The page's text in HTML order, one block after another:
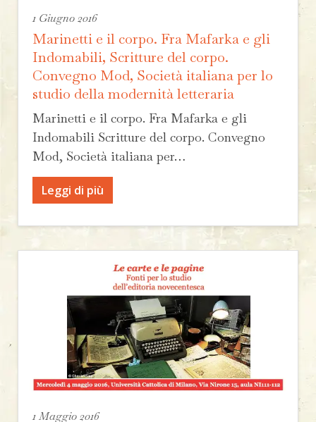
1 Giugno 2016
Marinetti e il corpo. Fra Mafarka e gli
Indomabili, Scritture del corpo.
Convegno Mod, Società italiana per lo
studio della modernità letteraria
Marinetti e il corpo. Fra Mafarka e gli
Indomabili Scritture del corpo. Convegno
Mod, Società italiana per…
Leggi di più
1 Maggio 2016